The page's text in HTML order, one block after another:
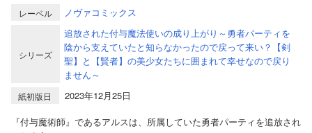
レーベル ノヴァコミックス
シリーズ
追放された付与魔法使いの成り上がり～勇者パーティを
陰から支えていたと知らなかったので戻って来い？【剣
聖】と【賢者】の美少女たちに囲まれて幸せなので戻り
ません～
紙初版日
2023年12月25日
『付与魔術師』であるアルスは、所属していた勇者パーティを追放され